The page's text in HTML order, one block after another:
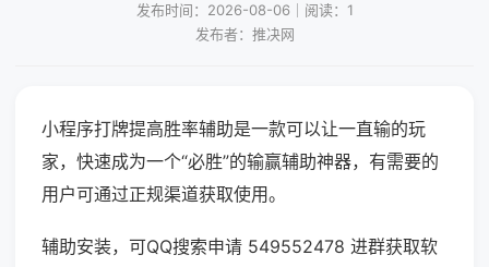
发布时间：2026-08-06｜阅读：1
发布者：推决网
小程序打牌提高胜率辅助是一款可以让一直输的玩
家，快速成为一个“必胜”的输赢辅助神器，有需要的
用户可通过正规渠道获取使用。
辅助安装，可QQ搜索申请 549552478 进群获取软